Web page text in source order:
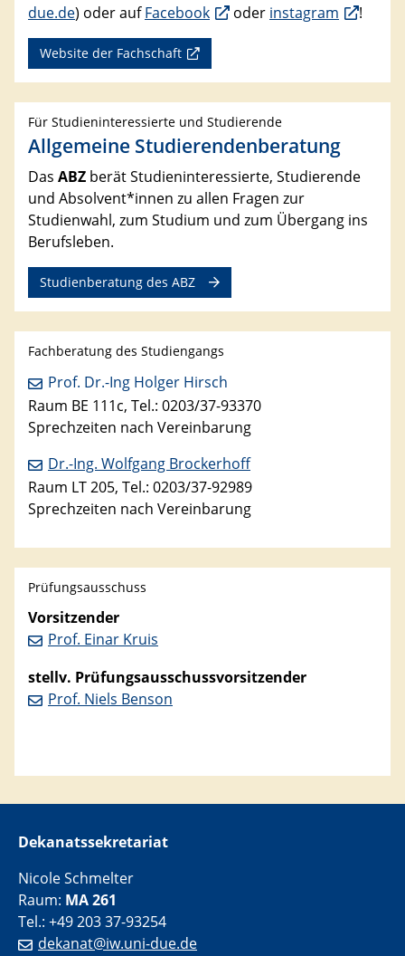
due.de) oder aufFacebook oder instagram !
Website der Fachschaft
Für Studieninteressierte und Studierende
Allgemeine Studierendenberatung
Das ABZ berät Studieninteressierte, Studierende
und Absolvent*innen zu allen Fragen zur
Studienwahl, zum Studium und zum Übergang ins
Berufsleben.
Studienberatung des ABZ
Fachberatung des Studiengangs
Prof. Dr.-Ing Holger Hirsch
Raum BE 111c, Tel.: 0203/37-93370
Sprechzeiten nach Vereinbarung
Dr.-Ing. Wolfgang Brockerhoff
Raum LT 205, Tel.: 0203/37-92989
Sprechzeiten nach Vereinbarung
Prüfungsausschuss
Vorsitzender
Prof. Einar Kruis
stellv. Prüfungsausschussvorsitzender
Prof. Niels Benson
Dekanatssekretariat
Nicole Schmelter
Raum: MA 261
Tel.: +49 203 37-93254
dekanat@iw.uni-due.de